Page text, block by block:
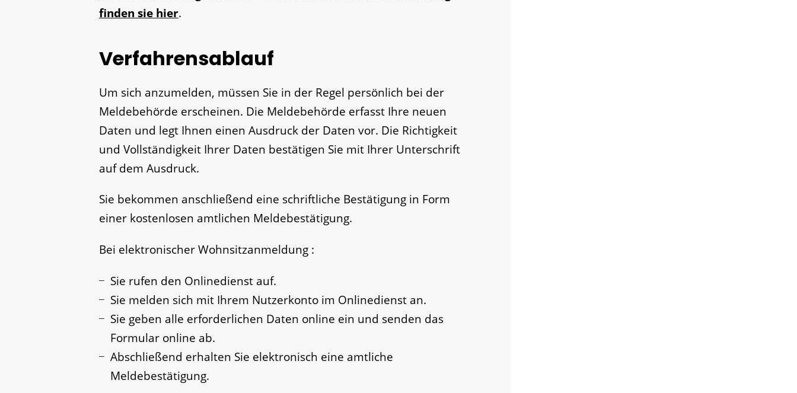
finden sie hier.
Verfahrensablauf
Um sich anzumelden, müssen Sie in der Regel persönlich bei der
Meldebehörde erscheinen. Die Meldebehörde erfasst Ihre neuen
Daten und legt Ihnen einen Ausdruck der Daten vor. Die Richtigkeit
und Vollständigkeit Ihrer Daten bestätigen Sie mit Ihrer Unterschrift
auf dem Ausdruck.
Sie bekommen anschließend eine schriftliche Bestätigung in Form
einer kostenlosen amtlichen Meldebestätigung.
Bei elektronischer Wohnsitzanmeldung :
Sie rufen den Onlinedienst auf.
Sie melden sich mit Ihrem Nutzerkonto im Onlinedienst an.
Sie geben alle erforderlichen Daten online ein und senden das
Formular online ab.
Abschließend erhalten Sie elektronisch eine amtliche
Meldebestätigung.